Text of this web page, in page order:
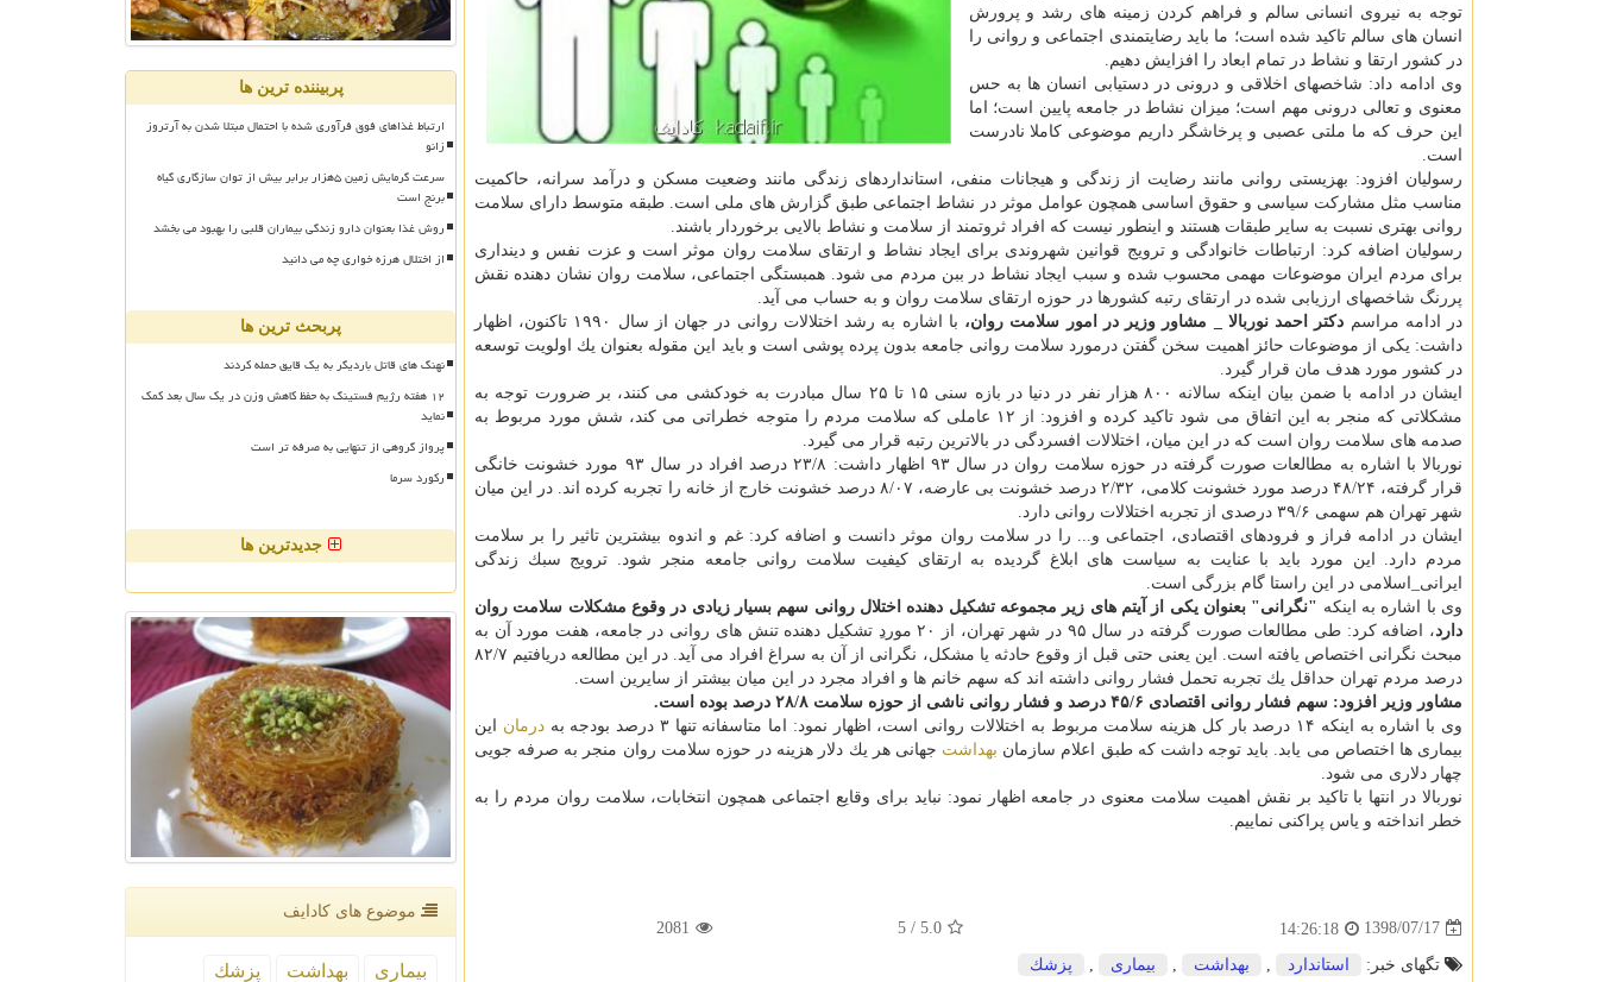
توجه به نیروی انسانی سالم و فراهم كردن زمینه های رشد و پرورش
انسان های سالم تاكید شده است؛ ما باید رضایتمندی اجتماعی و روانی را
در كشور ارتقا و نشاط در تمام ابعاد را افزایش دهیم.
وی ادامه داد: شاخصهای اخلاقی و درونی در دستیابی انسان ها به حس
معنوی و تعالی درونی مهم است؛ میزان نشاط در جامعه پایین است؛ اما
این حرف كه ما ملتی عصبی و پرخاشگر داریم موضوعی كاملا نادرست
است.
رسولیان افزود: بهزیستی روانی مانند رضایت از زندگی و هیجانات منفی، استانداردهای زندگی مانند وضعیت مسكن و درآمد سرانه، حاكمیت
مناسب مثل مشاركت سیاسی و حقوق اساسی همچون عوامل موثر در نشاط اجتماعی طبق گزارش های ملی است. طبقه متوسط دارای سلامت
روانی بهتری نسبت به سایر طبقات هستند و اینطور نیست كه افراد ثروتمند از سلامت و نشاط بالایی برخوردار باشند.
رسولیان اضافه كرد: ارتباطات خانوادگی و ترویج قوانین شهروندی برای ایجاد نشاط و ارتقای سلامت روان موثر است و عزت نفس و دینداری
برای مردم ایران موضوعات مهمی محسوب شده و سبب ایجاد نشاط در ببن مردم می شود. همبستگی اجتماعی، سلامت روان نشان دهنده نقش
پررنگ شاخصهای ارزیابی شده در ارتقای رتبه كشورها در حوزه ارتقای سلامت روان و به حساب می آید.
در ادامه مراسم دكتر احمد نوربالا _ مشاور وزیر در امور سلامت روان،
با اشاره به رشد اختلالات روانی در جهان از سال ۱۹۹۰ تاكنون، اظهار
داشت: یكی از موضوعات حائز اهمیت سخن گفتن درمورد سلامت روانی جامعه بدون پرده پوشی است و باید این مقوله بعنوان یك اولویت توسعه
در كشور مورد هدف مان قرار گیرد.
ایشان در ادامه با ضمن بیان اینكه سالانه ۸۰۰ هزار نفر در دنیا در بازه سنی ۱۵ تا ۲۵ سال مبادرت به خودكشی می كنند، بر ضرورت توجه به
مشكلاتی كه منجر به این اتفاق می شود تاكید كرده و افزود: از ۱۲ عاملی كه سلامت مردم را متوجه خطراتی می كند، شش مورد مربوط به
صدمه های سلامت روان است كه در این میان، اختلالات افسردگی در بالاترین رتبه قرار می گیرد.
نوربالا با اشاره به مطالعات صورت گرفته در حوزه سلامت روان در سال ۹۳ اظهار داشت: ۲۳/۸ درصد افراد در سال ۹۳ مورد خشونت خانگی
قرار گرفته، ۴۸/۲۴ درصد مورد خشونت كلامی، ۲/۳۲ درصد خشونت بی عارضه، ۸/۰۷ درصد خشونت خارج از خانه را تجربه كرده اند. در این میان
شهر تهران هم سهمی ۳۹/۶ درصدی از تجربه اختلالات روانی دارد.
ایشان در ادامه فراز و فرودهای اقتصادی، اجتماعی و... را در سلامت روان موثر دانست و اضافه كرد: غم و اندوه بیشترین تاثیر را بر سلامت
مردم دارد. این مورد باید با عنایت به سیاست های ابلاغ گردیده به ارتقای كیفیت سلامت روانی جامعه منجر شود. ترویج سبك زندگی
ایرانی_اسلامی در این راستا گام بزرگی است.
وی با اشاره به اینكه "نگرانی" بعنوان یكی از آیتم های زیر مجموعه تشكیل دهنده اختلال روانی سهم بسیار زیادی در وقوع مشكلات سلامت روان
دارد
، اضافه كرد: طی مطالعات صورت گرفته در سال ۹۵ در شهر تهران، از ۲۰ مورد‍ِ تشكیل دهنده تنش های روانی در جامعه، هفت مورد آن به
مبحث نگرانی اختصاص یافته است. این یعنی حتی قبل از وقوع حادثه یا مشكل، نگرانی از آن به سراغ افراد می آید. در این مطالعه دریافتیم ۸۲/۷
درصد مردم تهران حداقل یك تجربه تحمل فشار روانی داشته اند كه سهم خانم ها و افراد مجرد در این میان بیشتر از سایرین است.
مشاور وزیر افزود: سهم فشار روانی اقتصادی ۴۵/۶ درصد و فشار روانی ناشی از حوزه سلامت ۲۸/۸ درصد بوده است.
وی با اشاره به اینكه ۱۴ درصد بار كل هزینه سلامت مربوط به اختلالات روانی است، اظهار نمود: اما متاسفانه تنها ۳ درصد بودجه به
درمان این
بیماری ها اختصاص می یابد. باید توجه داشت كه طبق اعلام سازمان بهداشت جهانی هر یك دلار هزینه در حوزه سلامت روان منجر به صرفه جویی
چهار دلاری می شود.
نوربالا در انتها با تاكید بر نقش اهمیت سلامت معنوی در جامعه اظهار نمود: نباید برای وقایع اجتماعی همچون انتخابات، سلامت روان مردم را به
خطر انداخته و یاس پراكنی نماییم.
1398/07/17
14:26:18
5.0
/
5
2081
تگهای خبر: استاندارد , بهداشت , بیماری , پزشك
پربیننده ترین ها
ارتباط غذاهای فوق فرآوری شده با احتمال مبتلا شدن به آرتروز
زانو
سرعت گرمایش زمین ۵هزار برابر بیش از توان سازگاری گیاه
برنج است
روش غذا بعنوان دارو زندگی بیماران قلبی را بهبود می بخشد
از اختلال هرزه خواری چه می دانید
پربحث ترین ها
نهنگ های قاتل باردیگر به یک قایق حمله کردند
۱۲ هفته رژیم فستینگ به حفظ کاهش وزن در یک سال بعد کمک
نماید
پرواز گروهی از تنهایی به صرفه تر است
رکورد سرما
جدیدترین ها
موضوع های كادایف
بیماری بهداشت
پزشك